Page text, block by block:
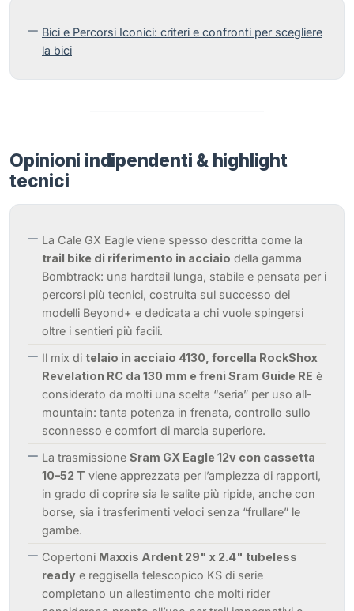
Bici e Percorsi Iconici: criteri e confronti per scegliere
la bici
Opinioni indipendenti & highlight
tecnici
La Cale GX Eagle viene spesso descritta come la
trail bike di riferimento in acciaio della gamma
Bombtrack: una hardtail lunga, stabile e pensata per i
percorsi più tecnici, costruita sul successo dei
modelli Beyond+ e dedicata a chi vuole spingersi
oltre i sentieri più facili.
Il mix di telaio in acciaio 4130, forcella RockShox
Revelation RC da 130 mm e freni Sram Guide RE è
considerato da molti una scelta “seria” per uso all-
mountain: tanta potenza in frenata, controllo sullo
sconnesso e comfort di marcia superiore.
La trasmissione Sram GX Eagle 12v con cassetta
10–52 T viene apprezzata per l’ampiezza di rapporti,
in grado di coprire sia le salite più ripide, anche con
borse, sia i trasferimenti veloci senza “frullare” le
gambe.
Copertoni Maxxis Ardent 29" x 2.4" tubeless
ready e reggisella telescopico KS di serie
completano un allestimento che molti rider